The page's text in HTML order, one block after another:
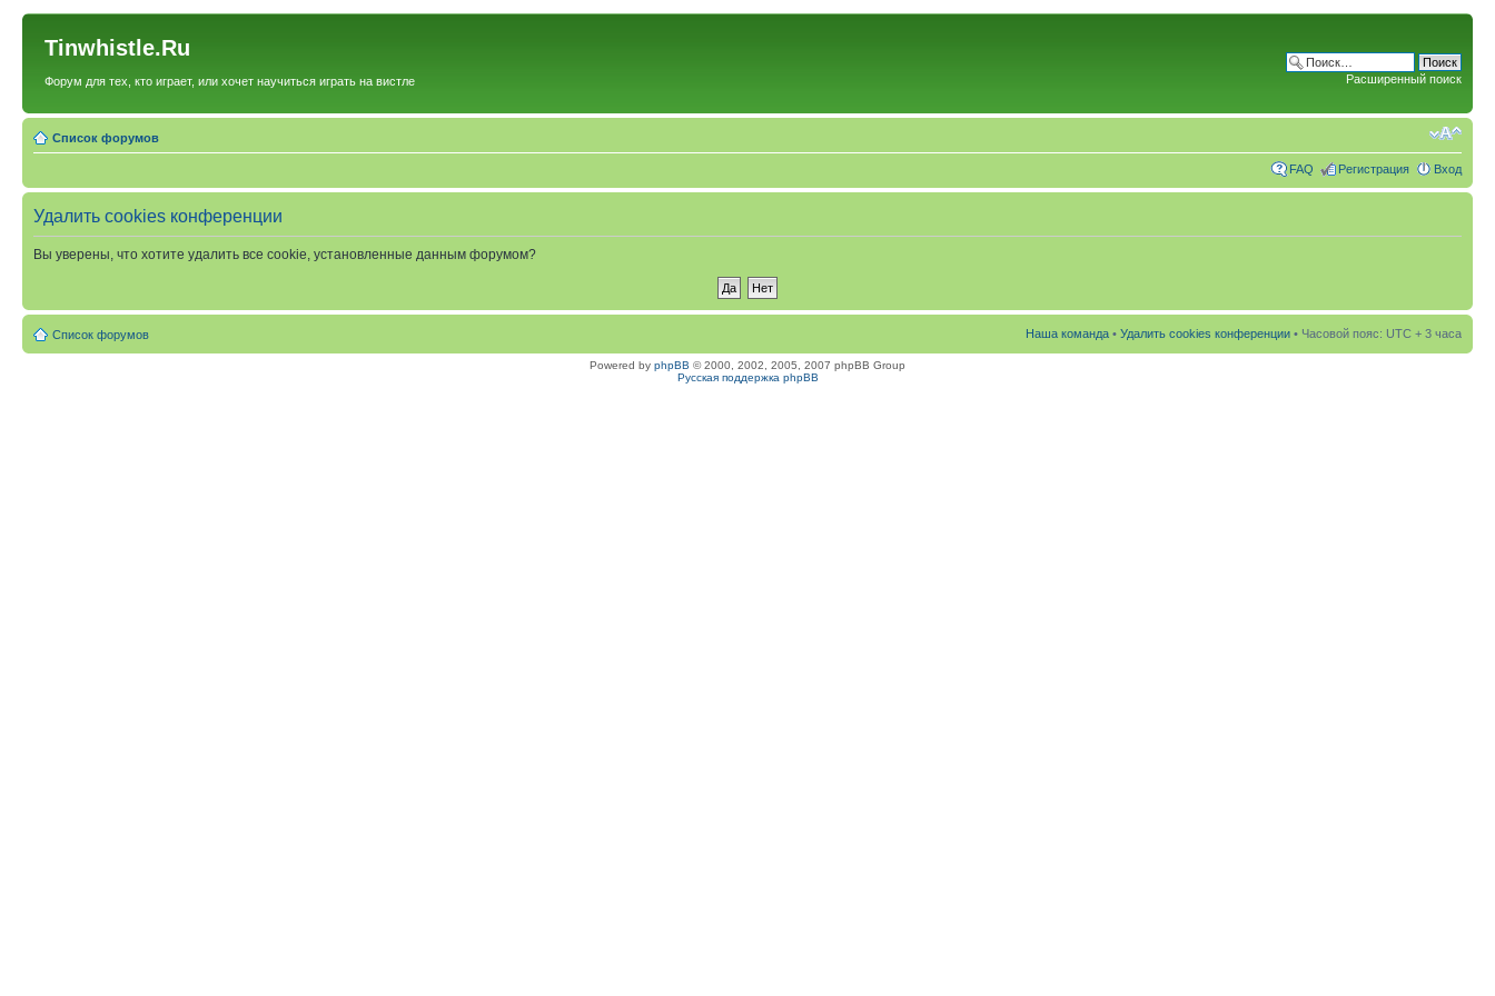
Tinwhistle.Ru
Форум для тех, кто играет, или хочет научиться играть на вистле Расширенный поиск
Список форумов
FAQ Регистрация Вход
Удалить cookies конференции
Вы уверены, что хотите удалить все cookie, установленные данным форумом?
Список форумов Наша команда • Удалить cookies конференции • Часовой пояс: UTC + 3 часа
Powered by phpBB © 2000, 2002, 2005, 2007 phpBB Group
Русская поддержка phpBB